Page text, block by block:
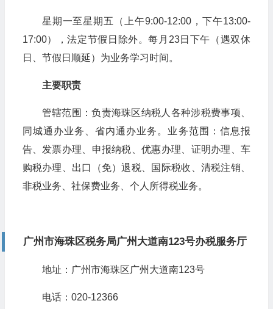
星期一至星期五（上午9:00-12:00，下午13:00-
17:00），法定节假日除外。每月23日下午（遇双休
日、节假日顺延）为业务学习时间。
主要职责
管辖范围：负责海珠区纳税人各种涉税费事项、
同城通办业务、省内通办业务。业务范围：信息报
告、发票办理、申报纳税、优惠办理、证明办理、车
购税办理、出口（免）退税、国际税收、清税注销、
非税业务、社保费业务、个人所得税业务。
广州市海珠区税务局广州大道南123号办税服务厅
地址：广州市海珠区广州大道南123号
电话：020-12366